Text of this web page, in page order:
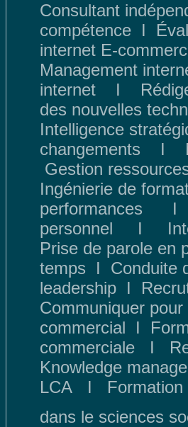
Consultant
compétence I
internet E-
Management
internet I
des nouvelles
Intelligence
changements I
Gestion
Ingénierie de
performances
personnel I
Prise de parole en
temps I Conduite
leadership I
Communiquer
commercial I
commerciale I
Knowledge
LCA
I
dans le sciences